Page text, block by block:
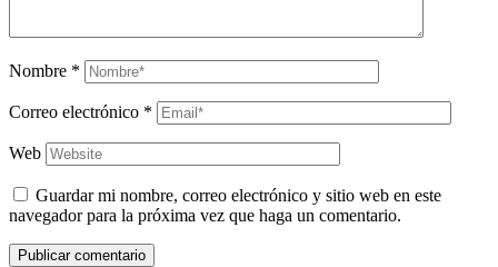
Nombre *
Correo electrónico *
Web
Guardar mi nombre, correo electrónico y sitio web en este
navegador para la próxima vez que haga un comentario.